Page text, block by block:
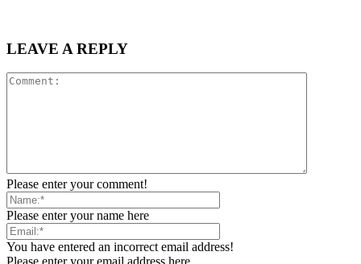
LEAVE A REPLY
Please enter your comment!
Please enter your name here
You have entered an incorrect email address!